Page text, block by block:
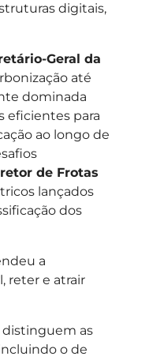
digitais,
Geral da
até
dominada
eficientes para
ao longo de
de Frotas
lançados
dos
a
reter e atrair
distinguem as
o de